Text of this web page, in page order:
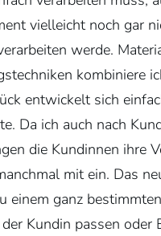
vielleicht noch gar
werde.
kombiniere
entwickelt sich
Da ich auch nach
die Kundinnen ihre
mit ein. Das
einem ganz
Kundin passen oder